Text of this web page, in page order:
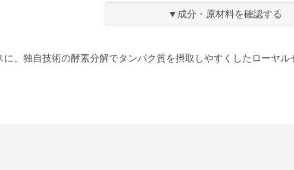
入
り
▼成分・原材料を確認する
、独自技術の酵素分解でタンパク質を摂取しやすくしたローヤ